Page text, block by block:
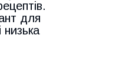
для
низька